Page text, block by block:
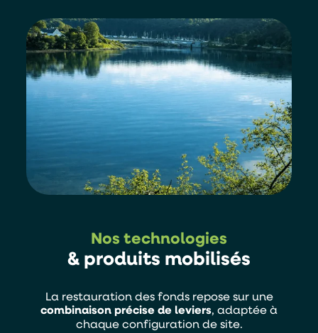
Je souhaite être contacter par :
Téléphone Mail
Alternative:
Nos technologies
& produits mobilisés
La restauration des fonds repose sur une
combinaison précise de leviers, adaptée à
chaque configuration de site.